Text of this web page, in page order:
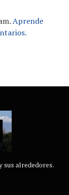
Aprende
sus alrededores.